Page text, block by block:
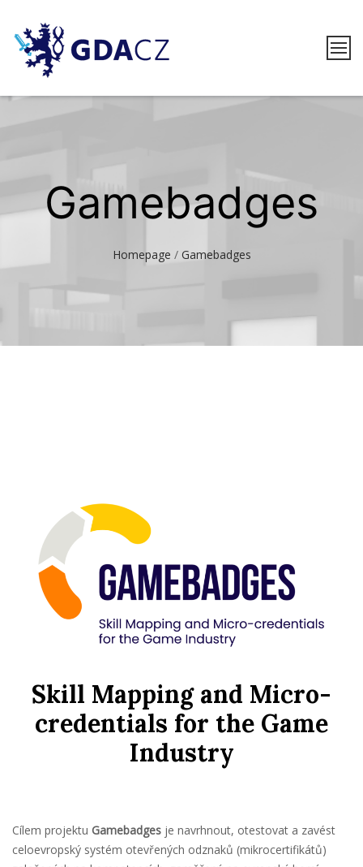
content
GDACZ
Gamebadges
Homepage / Gamebadges
Skill Mapping and Micro-
credentials for the Game
Industry
Cílem projektu Gamebadges je navrhnout, otestovat a zavést
celoevropský systém otevřených odznaků (mikrocertifikátů)